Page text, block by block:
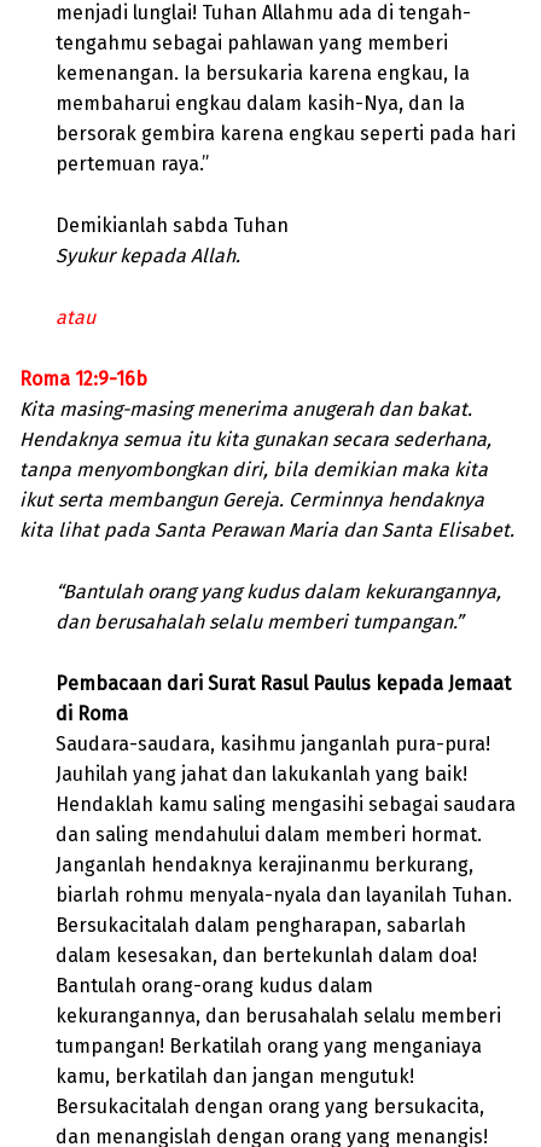
menjadi lunglai! Tuhan Allahmu ada di tengah-
tengahmu sebagai pahlawan yang memberi
kemenangan. Ia bersukaria karena engkau, Ia
membaharui engkau dalam kasih-Nya, dan Ia
bersorak gembira karena engkau seperti pada hari
pertemuan raya.”
Demikianlah sabda Tuhan
Syukur kepada Allah.
atau
Roma 12:9-16b
Kita masing-masing menerima anugerah dan bakat.
Hendaknya semua itu kita gunakan secara sederhana,
tanpa menyombongkan diri, bila demikian maka kita
ikut serta membangun Gereja. Cerminnya hendaknya
kita lihat pada Santa Perawan Maria dan Santa Elisabet.
“Bantulah orang yang kudus dalam kekurangannya,
dan berusahalah selalu memberi tumpangan.”
Pembacaan dari Surat Rasul Paulus kepada Jemaat
di Roma
Saudara-saudara, kasihmu janganlah pura-pura!
Jauhilah yang jahat dan lakukanlah yang baik!
Hendaklah kamu saling mengasihi sebagai saudara
dan saling mendahului dalam memberi hormat.
Janganlah hendaknya kerajinanmu berkurang,
biarlah rohmu menyala-nyala dan layanilah Tuhan.
Bersukacitalah dalam pengharapan, sabarlah
dalam kesesakan, dan bertekunlah dalam doa!
Bantulah orang-orang kudus dalam
kekurangannya, dan berusahalah selalu memberi
tumpangan! Berkatilah orang yang menganiaya
kamu, berkatilah dan jangan mengutuk!
Bersukacitalah dengan orang yang bersukacita,
dan menangislah dengan orang yang menangis!